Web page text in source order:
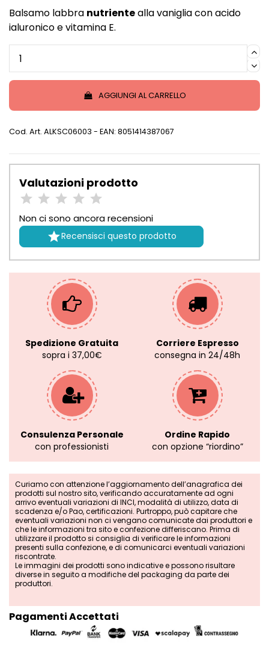
Balsamo labbra nutrientealla vaniglia con acido
ialuronico e vitamina E.
AGGIUNGI AL CARRELLO
Cod. Art. ALKSC06003 - EAN: 8051414387067
Valutazioni prodotto
Non ci sono ancora recensioni
Recensisci questo prodotto
Spedizione Gratuita
sopra i 37,00€
Corriere Espresso
consegna in 24/48h
Consulenza Personale
con professionisti
Ordine Rapido
con opzione “riordino”
Curiamo con attenzione l’aggiornamento dell’anagrafica dei
prodotti sul nostro sito, verificando accuratamente ad ogni
arrivo eventuali variazioni di INCI, modalità di utilizzo, data di
scadenza e/o Pao, certificazioni. Purtroppo, può capitare che
eventuali variazioni non ci vengano comunicate dai produttori e
che le informazioni tra sito e confezione differiscano. Prima di
utilizzare il prodotto si consiglia di verificare le informazioni
presenti sulla confezione, e di comunicarci eventuali variazioni
riscontrate.
Le immagini dei prodotti sono indicative e possono risultare
diverse in seguito a modifiche del packaging da parte dei
produttori.
Pagamenti Accettati